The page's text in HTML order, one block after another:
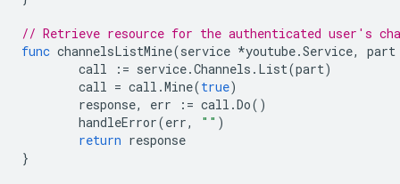
// Retrieve resource for the authenticated user's
func channelsListMine(service *youtube.Service,
part
call
:= service.Channels . List(part)
call = call .Mine(true)
response, err := call .Do()
handleError(err, "" )
return response
}